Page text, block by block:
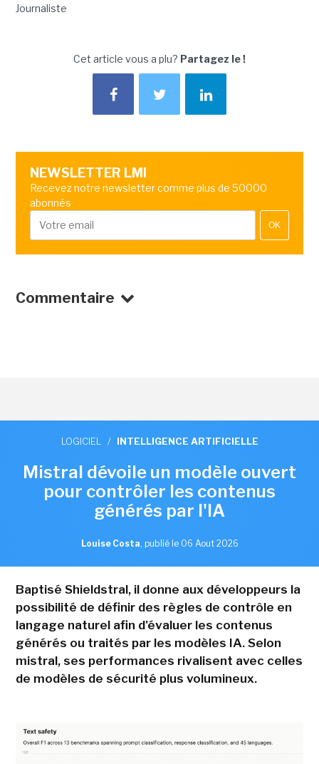
Journaliste
Cet article vous a plu? Partagez le !
NEWSLETTER LMI
Recevez notre newsletter comme plus de 50000
abonnés
OK
Commentaire
LOGICIEL / INTELLIGENCE ARTIFICIELLE
Mistral dévoile un modèle ouvert
pour contrôler les contenus
générés par l'IA
Louise Costa, publié le 06 Aout 2026
Baptisé Shieldstral, il donne aux développeurs la
possibilité de définir des règles de contrôle en
langage naturel afin d'évaluer les contenus
générés ou traités par les modèles IA. Selon
mistral, ses performances rivalisent avec celles
de modèles de sécurité plus volumineux.